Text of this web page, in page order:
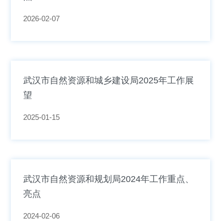
2026-02-07
武汉市自然资源和城乡建设局2025年工作展
望
2025-01-15
武汉市自然资源和规划局2024年工作重点、
亮点
2024-02-06